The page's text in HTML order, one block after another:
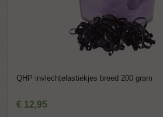
QHP invlechtelastiekjes breed 200 gram
€ 12,95